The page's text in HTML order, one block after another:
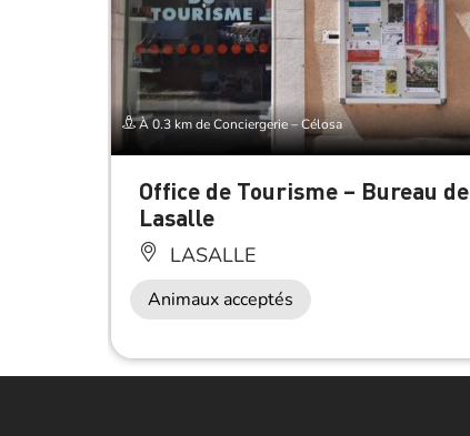
À 0.3 km de Conciergerie – Célosa
Office de Tourisme – Bureau de
Lasalle
LASALLE
Animaux acceptés